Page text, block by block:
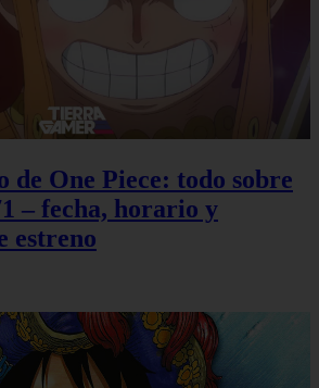
de One Piece: todo sobre
– fecha, horario y
estreno